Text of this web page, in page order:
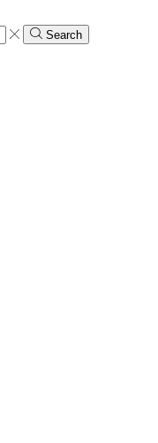
Search